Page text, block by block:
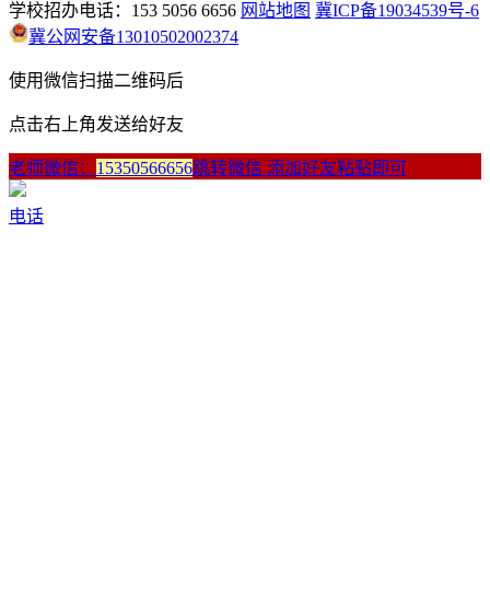
学校招办电话：153 5056 6656 网站地图 冀ICP备19034539号-6
冀公网安备13010502002374
使用微信扫描二维码后
点击右上角发送给好友
老师微信： 15350566656跳转微信 添加好友粘贴即可
电话